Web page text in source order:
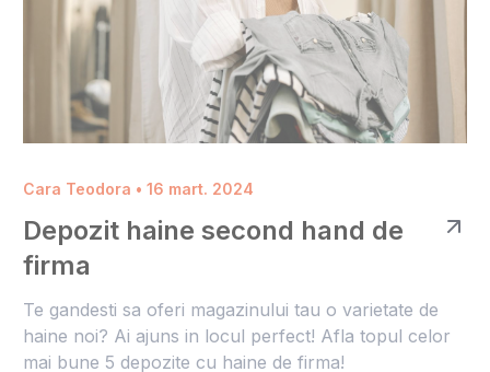
Cara Teodora • 16 mart. 2024
Depozit haine second hand de
firma
Te gandesti sa oferi magazinului tau o varietate de
haine noi? Ai ajuns in locul perfect! Afla topul celor
mai bune 5 depozite cu haine de firma!